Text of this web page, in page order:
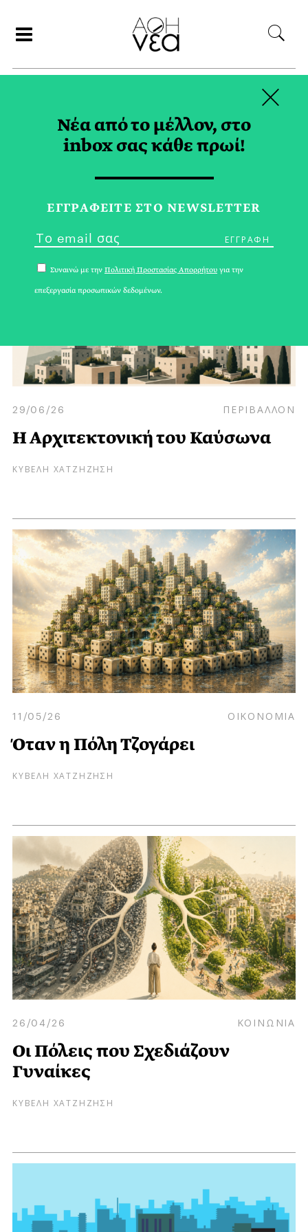
ΠΟΛΕΙΣ TAG
29/06/26 ΠΕΡΙΒΑΛΛΟΝ
Η Αρχιτεκτονική του Καύσωνα
ΚΥΒΕΛΗ ΧΑΤΖΗΖΗΣΗ
11/05/26 ΟΙΚΟΝΟΜΙΑ
Όταν η Πόλη Τζογάρει
ΚΥΒΕΛΗ ΧΑΤΖΗΖΗΣΗ
26/04/26 ΚΟΙΝΩΝΙΑ
Οι Πόλεις που Σχεδιάζουν
Γυναίκες
ΚΥΒΕΛΗ ΧΑΤΖΗΖΗΣΗ
Νέα από το μέλλον, στο
inbox σας κάθε πρωί!
ΕΓΓPΑΦΕΙΤΕ ΣΤΟ NEWSLETTER
Συναινώ με την Πολιτική Προστασίας Απορρήτου για την
επεξεργασία προσωπικών δεδομένων.
×